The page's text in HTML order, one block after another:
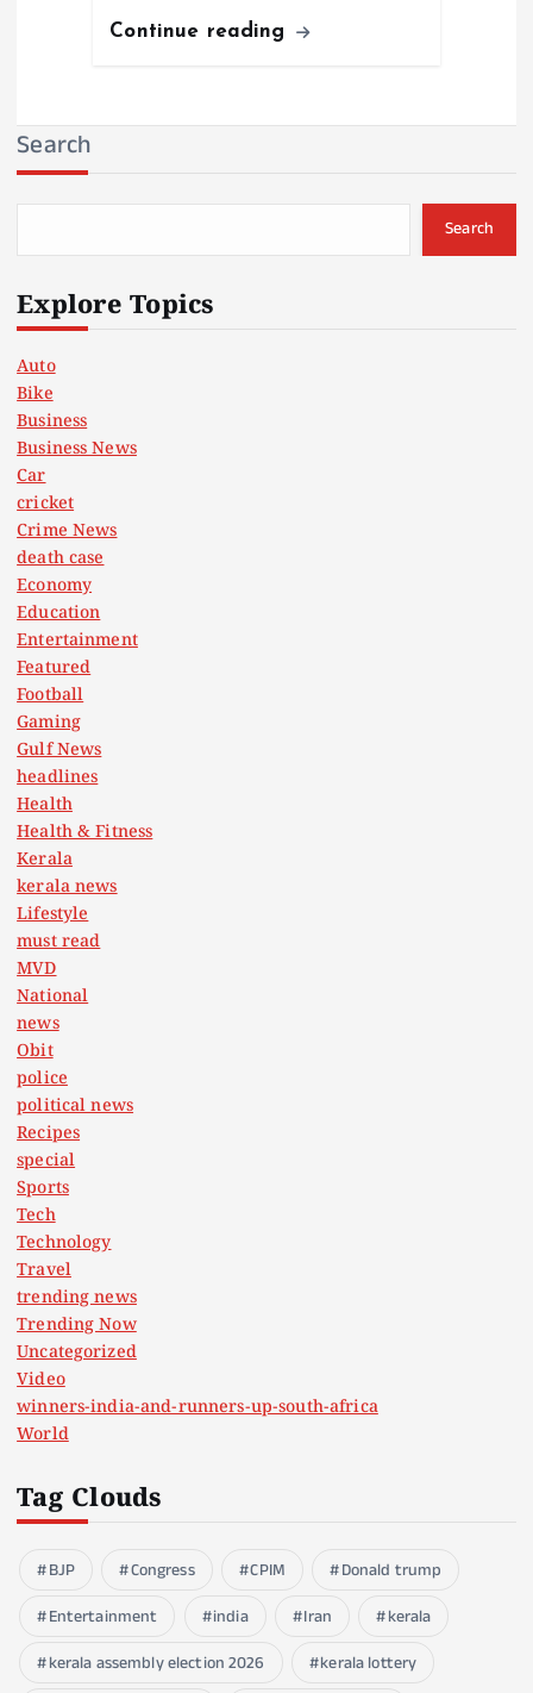
Continue reading
Search
Search
Explore Topics
Auto
Bike
Business
Business News
Car
cricket
Crime News
death case
Economy
Education
Entertainment
Featured
Football
Gaming
Gulf News
headlines
Health
Health & Fitness
Kerala
kerala news
Lifestyle
must read
MVD
National
news
Obit
police
political news
Recipes
special
Sports
Tech
Technology
Travel
trending news
Trending Now
Uncategorized
Video
winners-india-and-runners-up-south-africa
World
Tag Clouds
BJP Congress CPIM
Donald trump
Entertainment
india Iran
kerala
kerala assembly election 2026
kerala lottery